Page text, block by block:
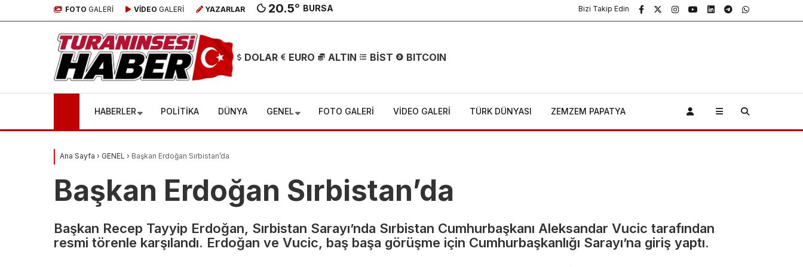
FOTO GALERİ VİDEO GALERİ YAZARLAR 20.5° BURSA Bizi Takip Edin
DOLAR EURO ALTIN BİST BITCOIN
HABERLER POLİTİKA DÜNYA GENEL FOTO GALERİ VİDEO GALERİ TÜRK DÜNYASI ZEMZEM PAPATYA
Ana Sayfa › GENEL › Başkan Erdoğan Sırbistan’da
Başkan Erdoğan Sırbistan’da
Başkan Recep Tayyip Erdoğan, Sırbistan Sarayı’nda Sırbistan Cumhurbaşkanı Aleksandar Vucic tarafından
resmi törenle karşılandı. Erdoğan ve Vucic, baş başa görüşme için Cumhurbaşkanlığı Sarayı’na giriş yaptı.
Usulsüz yolla
vatandaşlık
almaya
Bursa
Büyükşehir
Fenerbahçe’den
İran’dan
müzakere
anlaşmaya
vardık’